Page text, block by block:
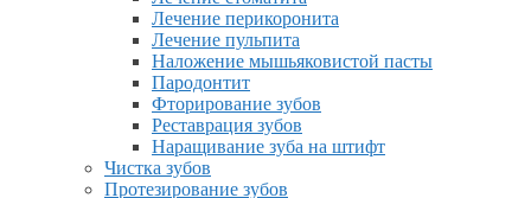
Лечение перикоронита
Лечение пульпита
Наложение мышьяковистой пасты
Пародонтит
Фторирование зубов
Реставрация зубов
Наращивание зуба на штифт
Чистка зубов
Протезирование зубов